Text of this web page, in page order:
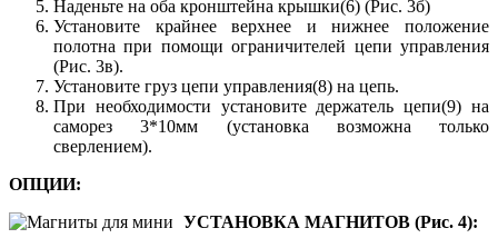
Наденьте на оба кронштейна крышки(6) (Рис. 3б)
Установите крайнее верхнее и нижнее положение
полотна при помощи ограничителей цепи управления
(Рис. 3в).
Установите груз цепи управления(8) на цепь.
При необходимости установите держатель цепи(9) на
саморез 3*10мм (установка возможна только
сверлением).
ОПЦИИ:
УСТАНОВКА МАГНИТОВ (Рис. 4):